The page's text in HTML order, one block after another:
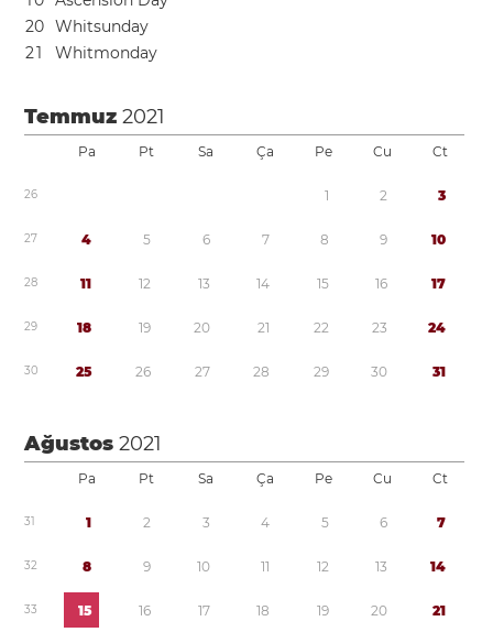
20 Whitsunday
21 Whitmonday
Temmuz2021
Pa Pt Sa Ça Pe Cu Ct
26 1 2 3
27 4 5 6 7 8 9 10
28 11 12 13 14 15 16 17
29 18 19 20 21 22 23 24
30 25 26 27 28 29 30 31
Ağustos2021
Pa Pt Sa Ça Pe Cu Ct
31 1 2 3 4 5 6 7
32 8 9 10 11 12 13 14
33 15 16 17 18 19 20 21